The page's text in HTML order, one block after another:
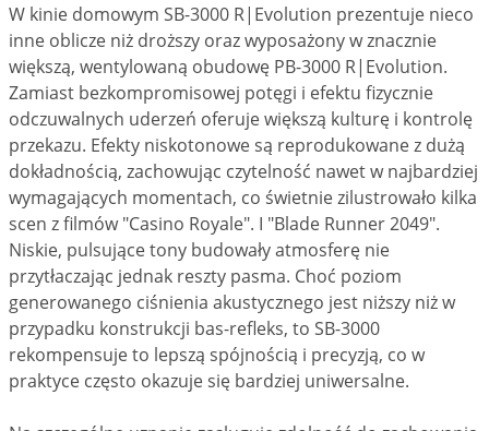
W kinie domowym SB-3000 R|Evolution prezentuje nieco
inne oblicze niż droższy oraz wyposażony w znacznie
większą, wentylowaną obudowę PB-3000 R|Evolution.
Zamiast bezkompromisowej potęgi i efektu fizycznie
odczuwalnych uderzeń oferuje większą kulturę i kontrolę
przekazu. Efekty niskotonowe są reprodukowane z dużą
dokładnością, zachowując czytelność nawet w najbardziej
wymagających momentach, co świetnie zilustrowało kilka
scen z filmów "Casino Royale". I "Blade Runner 2049".
Niskie, pulsujące tony budowały atmosferę nie
przytłaczając jednak reszty pasma. Choć poziom
generowanego ciśnienia akustycznego jest niższy niż w
przypadku konstrukcji bas-refleks, to SB-3000
rekompensuje to lepszą spójnością i precyzją, co w
praktyce często okazuje się bardziej uniwersalne.